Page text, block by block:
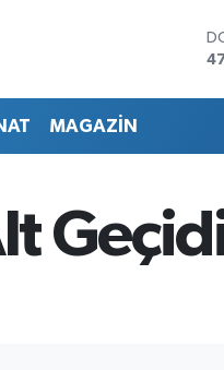
MAGAZİN